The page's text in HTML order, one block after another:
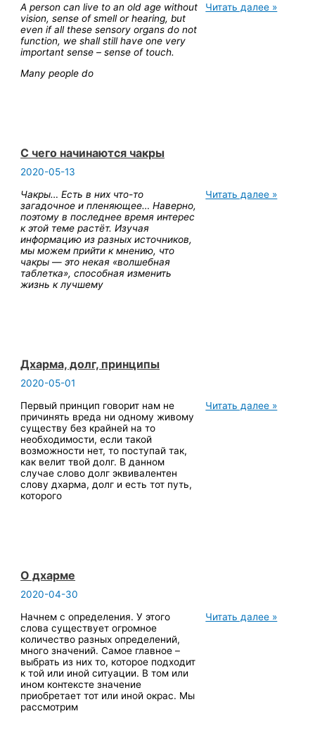
A person can live to an old age without
vision, sense of smell or hearing, but
even if all these sensory organs do not
function, we shall still have one very
important sense – sense of touch.
Many people do
Nyasa
Читать далее »
С чего начинаются чакры
2020-05-13
Чакры… Есть в них что-то
загадочное и пленяющее… Наверно,
поэтому в последнее время интерес
к этой теме растёт. Изучая
информацию из разных источников,
мы можем прийти к мнению, что
чакры—это некая «волшебная
таблетка», способная изменить
жизнь к лучшему
С
Читать далее »
Дхарма, долг, принципы
2020-05-01
Первый принцип говорит нам не
причинять вреда ни одному живому
существу без крайней на то
необходимости, если такой
возможности нет, то поступай так,
как велит твой долг. В данном
случае слово долг эквивалентен
слову дхарма, долг и есть тот путь,
которого
Дхарма,
Читать далее »
О дхарме
2020-04-30
Начнем с определения. У этого
слова существует огромное
количество разных определений,
много значений. Самое главное –
выбрать из них то, которое подходит
к той или иной ситуации. В том или
ином контексте значение
приобретает тот или иной окрас. Мы
рассмотрим
О
Читать далее »